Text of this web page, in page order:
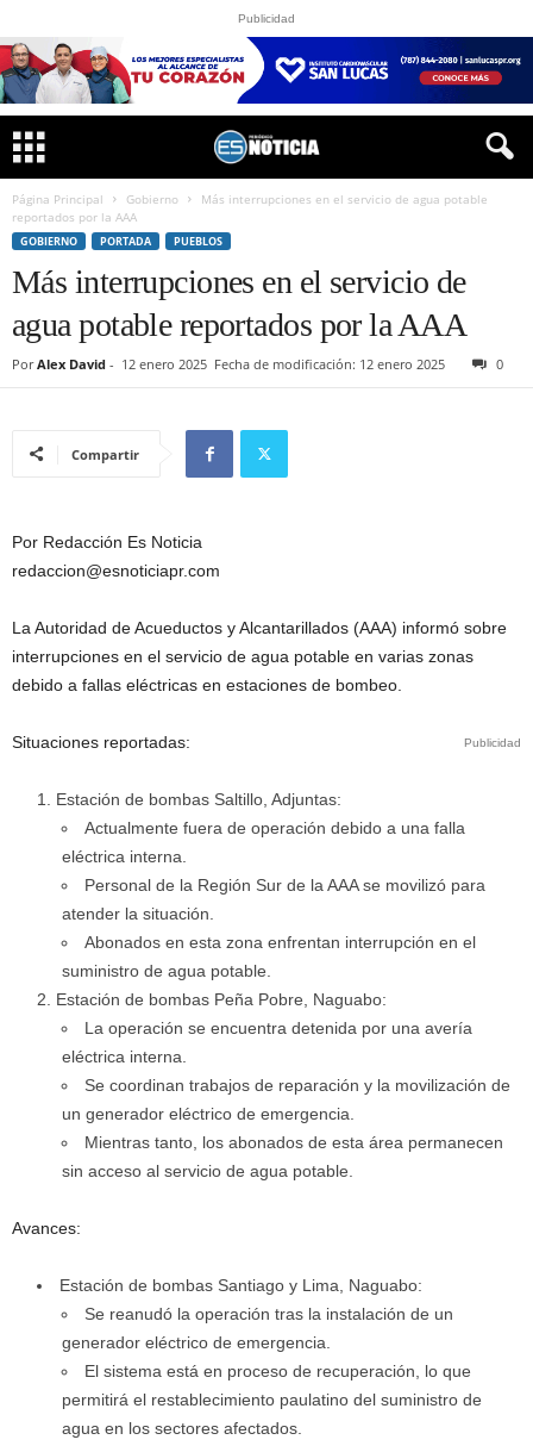
Publicidad
Página Principal Gobierno
Más interrupciones en el servicio de agua potable
reportados por la AAA
GOBIERNO PORTADA PUEBLOS
Más interrupciones en el servicio de
agua potable reportados por la AAA
Por Alex David - 12 enero 2025 Fecha de modificación: 12 enero 2025 0
Compartir
Por Redacción Es Noticia
redaccion@esnoticiapr.com
La Autoridad de Acueductos y Alcantarillados (AAA) informó sobre
interrupciones en el servicio de agua potable en varias zonas
debido a fallas eléctricas en estaciones de bombeo.
Publicidad
Situaciones reportadas:
Estación de bombas Saltillo, Adjuntas:
Actualmente fuera de operación debido a una falla
eléctrica interna.
Personal de la Región Sur de la AAA se movilizó para
atender la situación.
Abonados en esta zona enfrentan interrupción en el
suministro de agua potable.
Estación de bombas Peña Pobre, Naguabo:
La operación se encuentra detenida por una avería
eléctrica interna.
Se coordinan trabajos de reparación y la movilización de
un generador eléctrico de emergencia.
Mientras tanto, los abonados de esta área permanecen
sin acceso al servicio de agua potable.
Avances:
Estación de bombas Santiago y Lima, Naguabo:
Se reanudó la operación tras la instalación de un
generador eléctrico de emergencia.
El sistema está en proceso de recuperación, lo que
permitirá el restablecimiento paulatino del suministro de
agua en los sectores afectados.